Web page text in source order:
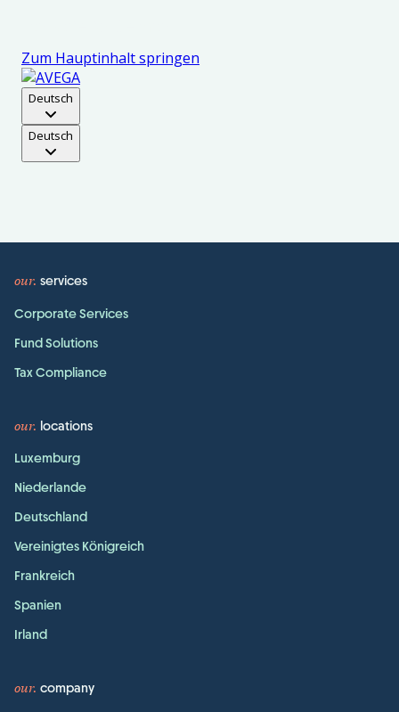
our services
Corporate Services
Fund Solutions
Tax Compliance
our locations
Luxemburg
Niederlande
Deutschland
Vereinigtes Königreich
Frankreich
Spanien
Irland
our company